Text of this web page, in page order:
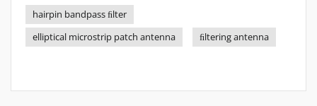
hairpin bandpass ﬁlter
elliptical microstrip patch antenna
ﬁltering antenna